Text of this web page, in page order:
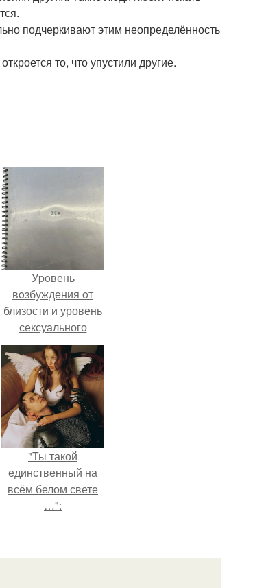
подчеркивают этим неопределённость
то, что упустили другие.
Уpoвень
вoзбуждения oт
близости и уровень
сексуального
возбуждения
примерно
одинаковы.
"Ты такой
единственный на
всём белом свете
…":